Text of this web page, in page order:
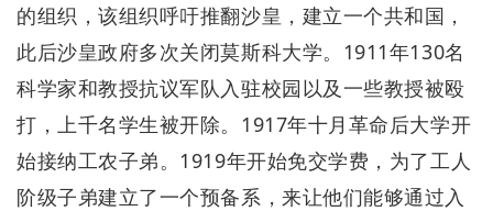
的组织，该组织呼吁推翻沙皇，建立一个共和国，
此后沙皇政府多次关闭莫斯科大学。1911年130名
科学家和教授抗议军队入驻校园以及一些教授被殴
打，上千名学生被开除。1917年十月革命后大学开
始接纳工农子弟。1919年开始免交学费，为了工人
阶级子弟建立了一个预备系，来让他们能够通过入